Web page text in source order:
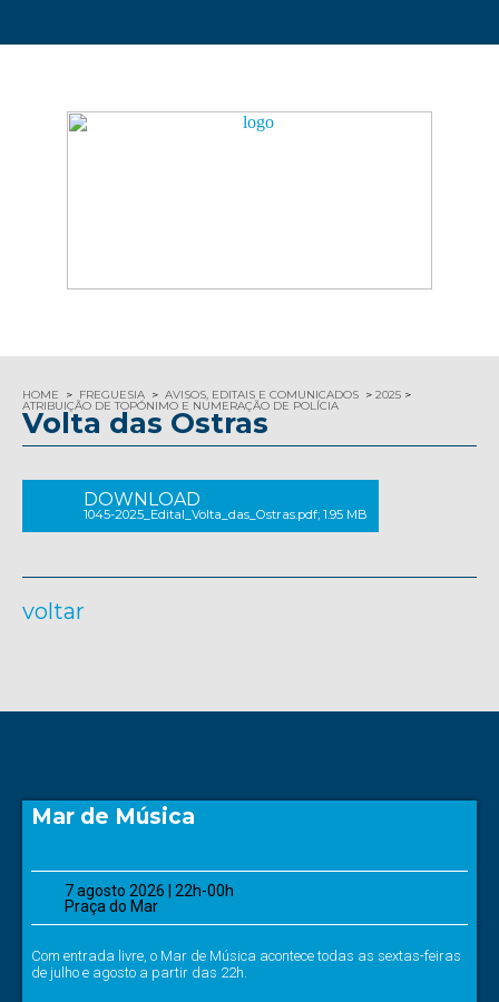
HOME FREGUESIA AVISOS, EDITAIS E COMUNICADOS 2025
ATRIBUIÇÃO DE TOPÓNIMO E NUMERAÇÃO DE POLÍCIA
Volta das Ostras
DOWNLOAD
1045-2025_Edital_Volta_das_Ostras.pdf; 1.95 MB
voltar
Mar de Música
7 agosto 2026 | 22h-00h
Praça do Mar
Com entrada livre, o Mar de Música acontece todas as sextas-feiras
de julho e agosto a partir das 22h.